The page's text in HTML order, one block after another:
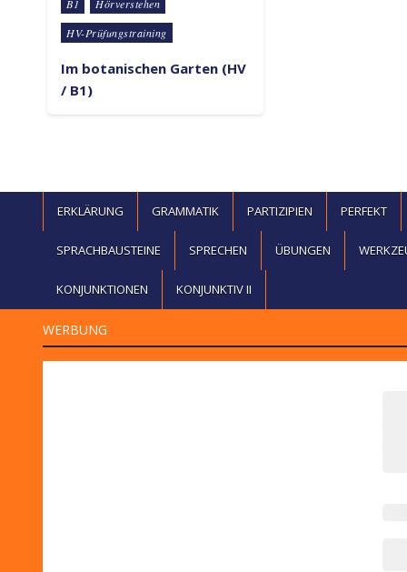
B1
Hörverstehen
HV-Prüfungstraining
Im botanischen Garten (HV
/ B1)
ERKLÄRUNG GRAMMATIK PARTIZIPIEN PERFEKT
SPRACHBAUSTEINE SPRECHEN ÜBUNGEN
KONJUNKTIONEN KONJUNKTIV II
WERBUNG